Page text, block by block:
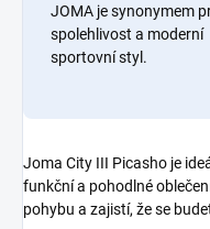
JOMA je synonymem
spolehlivost a moderní
sportovní styl.
Joma City III Picasho je
funkční a pohodlné
pohybu a zajistí, že se